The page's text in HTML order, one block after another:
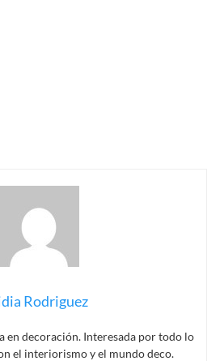
Rodriguez
en decoración. Interesada por todo lo
el interiorismo y el mundo deco.